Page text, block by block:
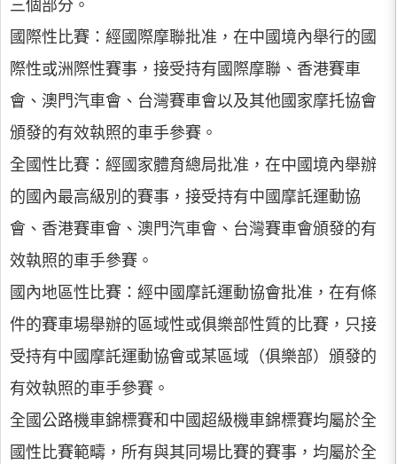
三個部分。
國際性比賽：經國際摩聯批准，在中國境內舉行的國
際性或洲際性賽事，接受持有國際摩聯、香港賽車
會、澳門汽車會、台灣賽車會以及其他國家摩托協會
頒發的有效執照的車手參賽。
全國性比賽：經國家體育總局批准，在中國境內舉辦
的國內最高級別的賽事，接受持有中國摩託運動協
會、香港賽車會、澳門汽車會、台灣賽車會頒發的有
效執照的車手參賽。
國內地區性比賽：經中國摩託運動協會批准，在有條
件的賽車場舉辦的區域性或俱樂部性質的比賽，只接
受持有中國摩託運動協會或某區域（俱樂部）頒發的
有效執照的車手參賽。
全國公路機車錦標賽和中國超級機車錦標賽均屬於全
國性比賽範疇，所有與其同場比賽的賽事，均屬於全